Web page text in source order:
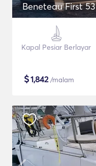
Beneteau First 53
Kapal Pesiar Berlayar
$1,842/malam